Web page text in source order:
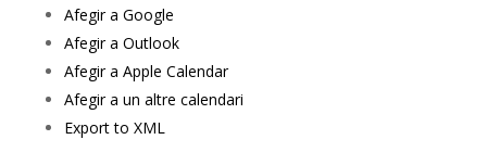
Afegir a Google
Afegir a Outlook
Afegir a Apple Calendar
Afegir a un altre calendari
Export to XML